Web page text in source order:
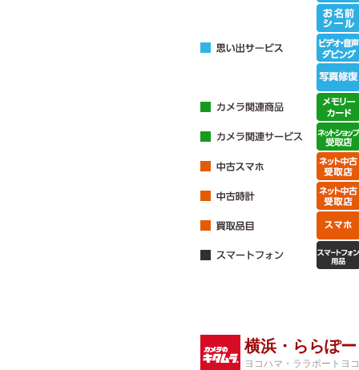
横浜・ららぽ
ヨコハマ・ララポートヨ